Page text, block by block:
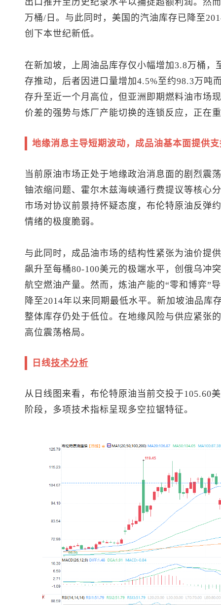
出口推升至历史纪录水平以捕捉超额利润。然
万桶/日。与此同时，美国的汽油库存已降至
创下本世纪新低。
在新加坡，上周油品库存仅小幅增加3.8万桶，
存推动，后者因进口量增加4.5%至约98.3万吨
存升至近一个月高位，但亚洲即期燃料油市场
价差的强势与炼厂产能切换的连锁反应，正在
地缘消息主导短期波动，成品油基本面提供
当前原油市场正处于地缘政治消息面的剧烈
铀浓缩问题、霍尔木兹海峡通行费提议等核
市场对协议前景持怀疑态度， 布伦特原油反弹
情绪的极度脆弱。
与此同时，成品油市场的结构性紧张为油价提
飙升至每桶80-100美元的极端水平，创俄乌冲
航空燃油产量。然而，炼油产能的“零和博弈”
降至2014年以来同期最低水平。新加坡油品库
整体库存仍处于低位。在地缘风险与供应紧张
高位震荡格局。
日线技术分析
从日线图来看， 布伦特原油 当前交投于105.60
阶段，多项技术指标呈现多空拉锯特征。